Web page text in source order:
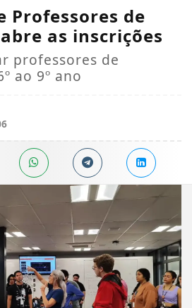
Professores de
as inscrições
professores de
ao 9º ano